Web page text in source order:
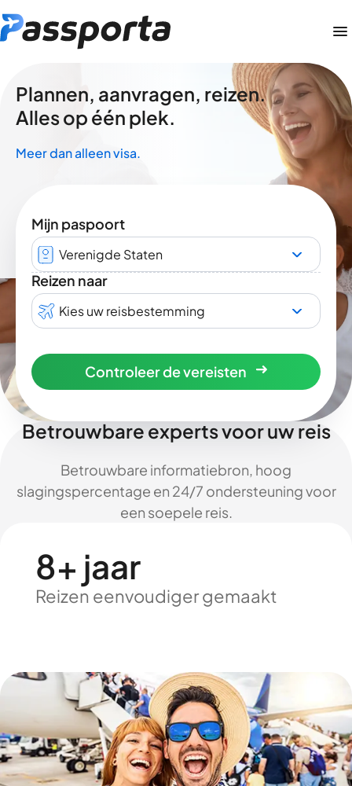
Plannen, aanvragen, reizen.
Alles op één plek.
Meer dan alleen visa.
Mijn paspoort
Verenigde Staten
Reizen naar
Kies uw reisbestemming
Controleer de vereisten
Betrouwbare experts voor uw reis
Betrouwbare informatiebron, hoog
slagingspercentage en 24/7 ondersteuning voor
een soepele reis.
8+ jaar
Reizen eenvoudiger gemaakt